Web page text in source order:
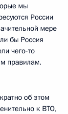
мы
России
мере
бы Россия
чего‑то
правилам.
об этом
к ВТО,